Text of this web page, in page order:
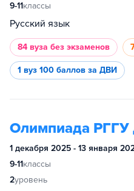
9-11классы
Русский язык
84 вуза без экзаменов
1 вуз 100 баллов за ДВИ
Олимпиада РГГУ
1 декабря 2025 - 13 января
9-11классы
2уровень